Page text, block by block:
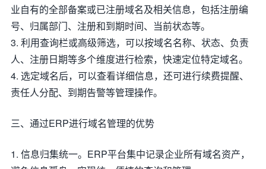
业自有的全部备案或已注册域名及相关信息，包括注册编
号、归属部门、注册和到期时间、当前状态等。
3. 利用查询栏或高级筛选，可以按域名名称、状态、负责
人、注册日期等多个维度进行检索，快速定位特定域名。
4. 选定域名后，可以查看详细信息，还可进行续费提醒、
责任人分配、到期告警等管理操作。
三、通过ERP进行域名管理的优势
1. 信息归集统一。ERP平台集中记录企业所有域名资产，